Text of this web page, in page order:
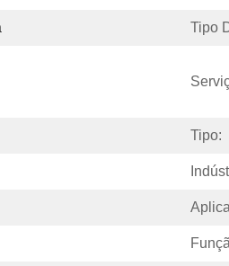
Tipo
Tipo: